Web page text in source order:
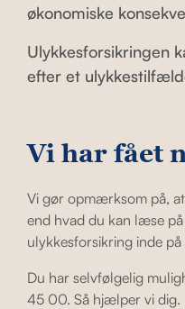
økonomiske
Ulykkesforsikringen
efter et
Vi har fået
Vi gør opmærksom på,
end hvad du kan læse
ulykkesforsikring inde på
Du har selvfølgelig
45 00. Så hjælper vi dig.